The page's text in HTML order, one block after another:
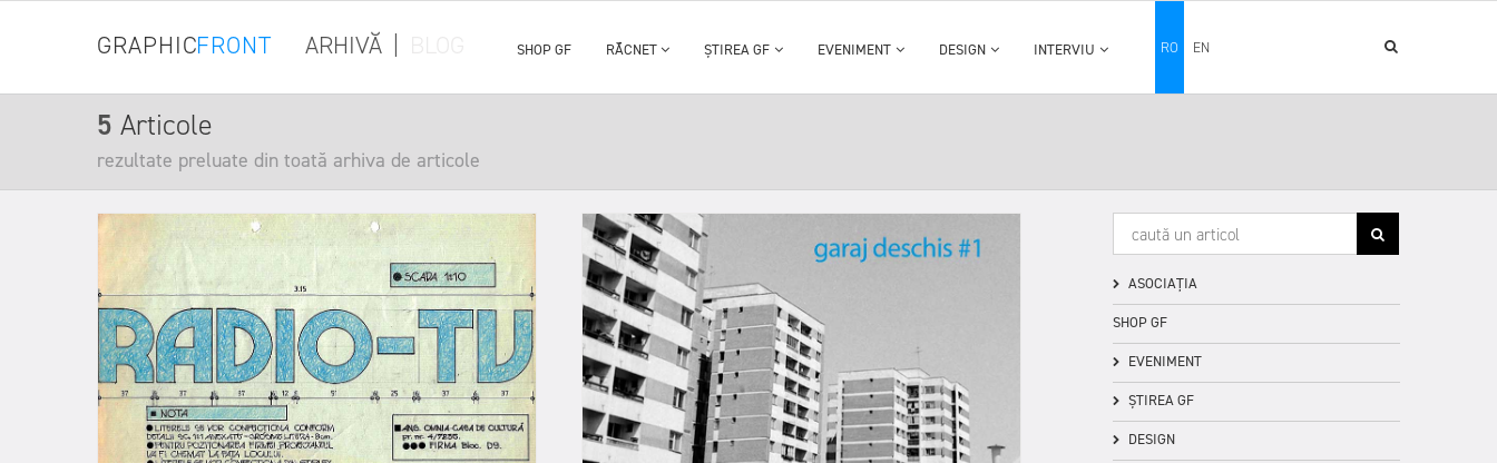
GRAPHICFRONT ARHIVĂ SHOP GF RĂCNET ȘTIREA GF EVENIMENT DESIGN INTERVIU RO EN
5 Articole
rezultate preluate din toată arhiva de articole
ASOCIAȚIA
SHOP GF
EVENIMENT
ȘTIREA GF
DESIGN